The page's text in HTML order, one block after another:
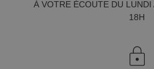
À VOTRE ÉCOUTE DU
18H